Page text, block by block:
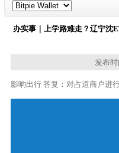
办实事｜上学路难走？辽宁沈
发布
影响出行 答复：对占道商户进